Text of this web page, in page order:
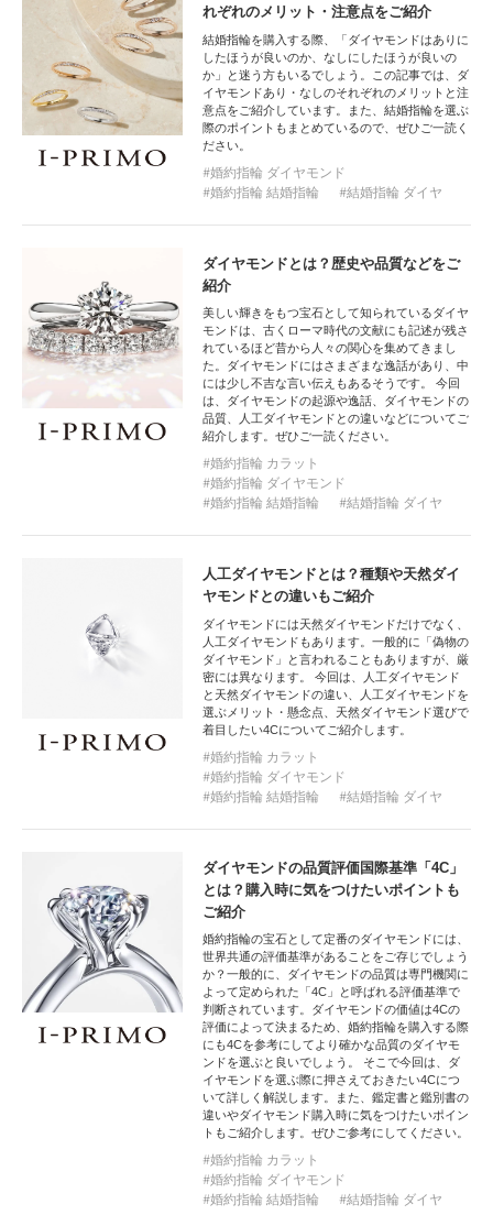
れぞれのメリット・注意点をご紹介
結婚指輪を購入する際、「ダイヤモンドはありに
したほうが良いのか、なしにしたほうが良いの
か」と迷う方もいるでしょう。この記事では、ダ
イヤモンドあり・なしのそれぞれのメリットと注
意点をご紹介しています。また、結婚指輪を選ぶ
際のポイントもまとめているので、ぜひご一読く
ださい。
婚約指輪 ダイヤモンド
婚約指輪 結婚指輪
結婚指輪 ダイヤ
ダイヤモンドとは？歴史や品質などをご
紹介
美しい輝きをもつ宝石として知られているダイヤ
モンドは、古くローマ時代の文献にも記述が残さ
れているほど昔から人々の関心を集めてきまし
た。ダイヤモンドにはさまざまな逸話があり、中
には少し不吉な言い伝えもあるそうです。 今回
は、ダイヤモンドの起源や逸話、ダイヤモンドの
品質、人工ダイヤモンドとの違いなどについてご
紹介します。ぜひご一読ください。
婚約指輪 カラット
婚約指輪 ダイヤモンド
婚約指輪 結婚指輪
結婚指輪 ダイヤ
人工ダイヤモンドとは？種類や天然ダイ
ヤモンドとの違いもご紹介
ダイヤモンドには天然ダイヤモンドだけでなく、
人工ダイヤモンドもあります。一般的に「偽物の
ダイヤモンド」と言われることもありますが、厳
密には異なります。 今回は、人工ダイヤモンド
と天然ダイヤモンドの違い、人工ダイヤモンドを
選ぶメリット・懸念点、天然ダイヤモンド選びで
着目したい4Cについてご紹介します。
婚約指輪 カラット
婚約指輪 ダイヤモンド
婚約指輪 結婚指輪
結婚指輪 ダイヤ
ダイヤモンドの品質評価国際基準「4C」
とは？購入時に気をつけたいポイントも
ご紹介
婚約指輪の宝石として定番のダイヤモンドには、
世界共通の評価基準があることをご存じでしょう
か？一般的に、ダイヤモンドの品質は専門機関に
よって定められた「4C」と呼ばれる評価基準で
判断されています。ダイヤモンドの価値は4Cの
評価によって決まるため、婚約指輪を購入する際
にも4Cを参考にしてより確かな品質のダイヤモ
ンドを選ぶと良いでしょう。 そこで今回は、ダ
イヤモンドを選ぶ際に押さえておきたい4Cにつ
いて詳しく解説します。また、鑑定書と鑑別書の
違いやダイヤモンド購入時に気をつけたいポイン
トもご紹介します。ぜひご参考にしてください。
婚約指輪 カラット
婚約指輪 ダイヤモンド
婚約指輪 結婚指輪
結婚指輪 ダイヤ